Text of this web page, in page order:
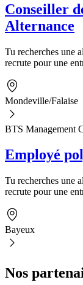
Conseiller
Alternance
Tu recherches une
recrute pour une
Mondeville/Falaise
BTS Management
Employé
Tu recherches une
recrute pour une
Bayeux
Nos